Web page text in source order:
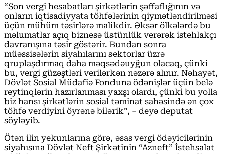
“Son vergi hesabatları şirkətlərin şəffaflığının və
onların iqtisadiyyata töhfələrinin qiymətləndirilməsi
üçün mühüm təsirlərə malikdir. Əksər ölkələrdə bu
məlumatlar açıq biznesə üstünlük verərək istehlakçı
davranışına təsir göstərir. Bundan sonra
müəssisələrin siyahılarını sektorlar üzrə
qruplaşdırmaq daha məqsədəuyğun olacaq, çünki
bu, vergi güzəştləri verilərkən nəzərə alınır. Nəhayət,
Dövlət Sosial Müdafiə Fonduna ödənişlər üçün belə
reytinqlərin hazırlanması yaxşı olardı, çünki bu yolla
biz hansı şirkətlərin sosial təminat sahəsində ən çox
töhfə verdiyini öyrənə bilərik”, – deyə deputat
söyləyib.
Ötən ilin yekunlarına görə, əsas vergi ödəyicilərinin
siyahısına Dövlət Neft Şirkətinin “Azneft” İstehsalat